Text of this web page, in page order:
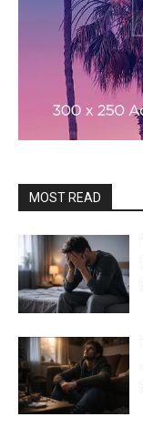
MOST READ